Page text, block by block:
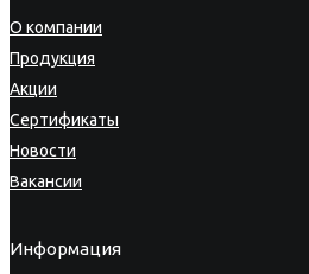
О компании
Продукция
Акции
Сертификаты
Новости
Вакансии
Информация